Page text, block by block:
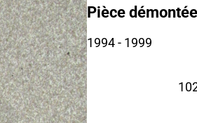
Pièce
1994- 1999